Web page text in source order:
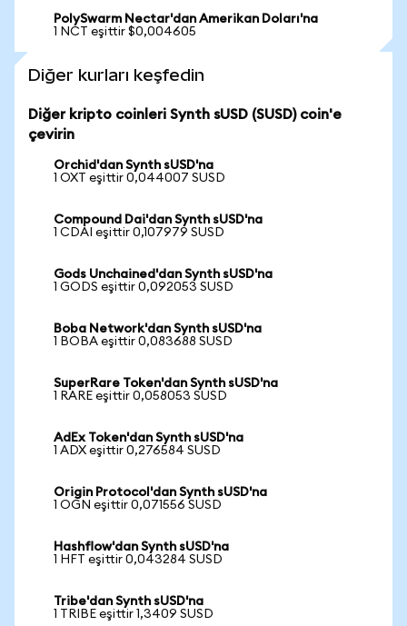
PolySwarm Nectar'dan Amerikan Doları'na
1 NCT eşittir $0,004605
Diğer kurları keşfedin
Diğer kripto coinleri Synth sUSD (SUSD) coin'e
çevirin
Orchid'dan Synth sUSD'na
1 OXT eşittir 0,044007 SUSD
Compound Dai'dan Synth sUSD'na
1 CDAI eşittir 0,107979 SUSD
Gods Unchained'dan Synth sUSD'na
1 GODS eşittir 0,092053 SUSD
Boba Network'dan Synth sUSD'na
1 BOBA eşittir 0,083688 SUSD
SuperRare Token'dan Synth sUSD'na
1 RARE eşittir 0,058053 SUSD
AdEx Token'dan Synth sUSD'na
1 ADX eşittir 0,276584 SUSD
Origin Protocol'dan Synth sUSD'na
1 OGN eşittir 0,071556 SUSD
Hashflow'dan Synth sUSD'na
1 HFT eşittir 0,043284 SUSD
Tribe'dan Synth sUSD'na
1 TRIBE eşittir 1,3409 SUSD